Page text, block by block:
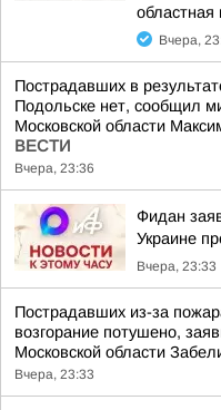
областная
Вчера,
Пострадавших в
Подольске нет, сообщил
Московской области
ВЕСТИ
Вчера, 23:36
Фидан
Украине
Вчера, 23:33
Пострадавших из-за
возгорание потушено,
Московской области
Вчера, 23:33